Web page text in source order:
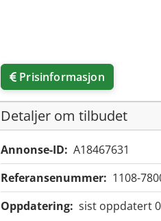
Prisinformasjon
Detaljer om tilbudet
Annonse-ID: A18467631
Referansenummer: 1108-
Oppdatering: sist oppdatert